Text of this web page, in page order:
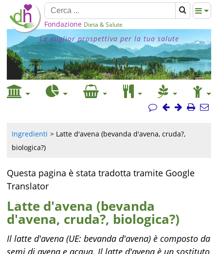
Fondazione Dieta & Salute
La miglior prospettiva per la tua salute
Ingredienti
Latte d'avena (bevanda d'avena, cruda?,
biologica?)
Questa pagina è stata tradotta tramite Google
Translator
Latte d'avena (bevanda
d'avena, cruda?, biologica?)
Il latte d'avena (UE: bevanda d'avena) è composto da
semi di avena e acqua. Il latte d'avena è un sostituto